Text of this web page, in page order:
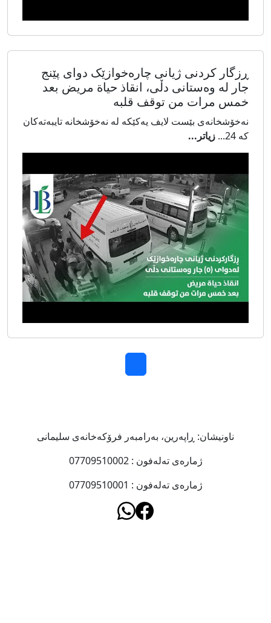
ڕزگار کردنی ژیانی چارەخوازێک دوای پێنج
جار لە وەستانی دڵی، انقاذ حیاة مریض بعد
خمس مرات من توقف قلبە
نەخۆشخانەی بێست لایف یەکێکە لە نەخۆشخانە تایبەتەکان
کە 24...
زیاتر...
ناونیشان: ڕاپەرین، بەرامبەر فرۆکەخانەى سلیمانى
ژمارەى تەلەفون : 07709510002
ژمارەى تەلەفون : 07709510001